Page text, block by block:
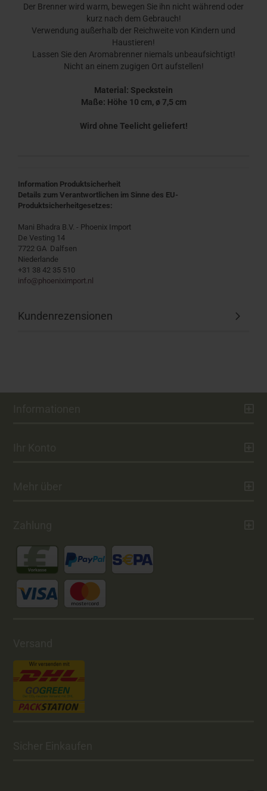
Der Brenner wird warm, bewegen Sie ihn nicht während oder
kurz nach dem Gebrauch!
Verwendung außerhalb der Reichweite von Kindern und
Haustieren!
Lassen Sie den Aromabrenner niemals unbeaufsichtigt!
Nicht an einem zugigen Ort aufstellen!
Material: Speckstein
Maße: Höhe 10 cm, ø 7,5 cm
Wird ohne Teelicht geliefert!
Information Produktsicherheit
Details zum Verantwortlichen im Sinne des EU-
Produktsicherheitgesetzes:
Mani Bhadra B.V. - Phoenix Import
De Vesting 14
7722 GA Dalfsen
Niederlande
+31 38 42 35 510
info@phoeniximport.nl
Kundenrezensionen